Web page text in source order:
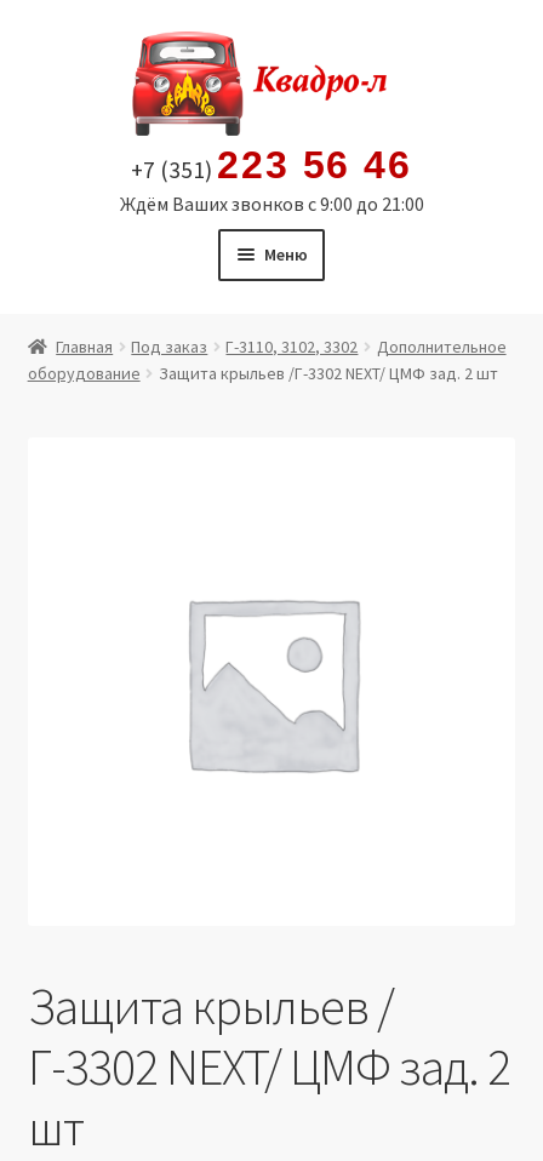
содержимому
+7 (351) 223 56 46
Ждём Ваших звонков с 9:00 до 21:00
Меню
Витрина
Юридические данные
Главная Под заказ Г-3110, 3102, 3302
Дополнительное
оборудование
Защита крыльев /Г-3302 NEXT/ ЦМФ зад. 2 шт
Защита крыльев /
Г-3302 NEXT/ ЦМФ зад. 2
шт